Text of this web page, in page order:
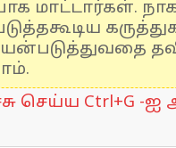
மாட்டார்கள்.
செய்ய Ctrl+G -ஐ